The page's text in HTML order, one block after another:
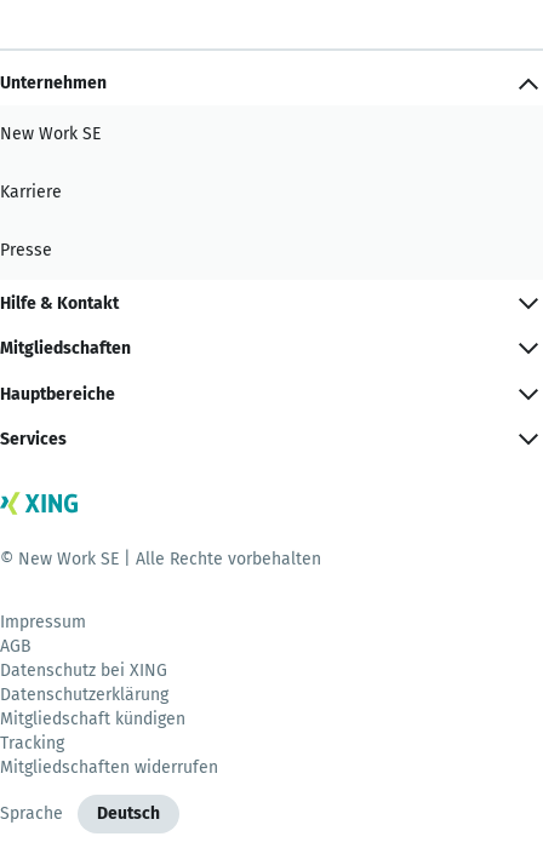
Unternehmen
New Work SE
Karriere
Presse
Hilfe & Kontakt
Mitgliedschaften
Hauptbereiche
Services
© New Work SE | Alle Rechte vorbehalten
Impressum
AGB
Datenschutz bei XING
Datenschutzerklärung
Mitgliedschaft kündigen
Tracking
Mitgliedschaften widerrufen
Sprache Deutsch